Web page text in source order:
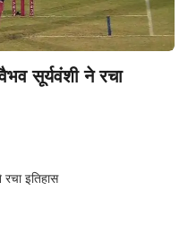
सूर्यवंशी ने रचा
इतिहास